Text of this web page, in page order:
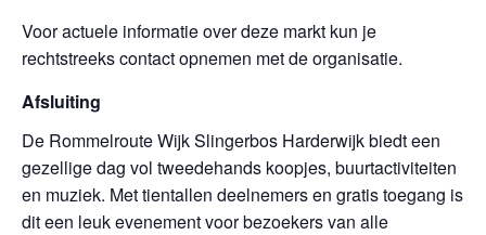
Voor actuele informatie over deze markt kun je
rechtstreeks contact opnemen met de organisatie.
Afsluiting
De Rommelroute Wijk Slingerbos Harderwijk biedt een
gezellige dag vol tweedehands koopjes, buurtactiviteiten
en muziek. Met tientallen deelnemers en gratis toegang is
dit een leuk evenement voor bezoekers van alle